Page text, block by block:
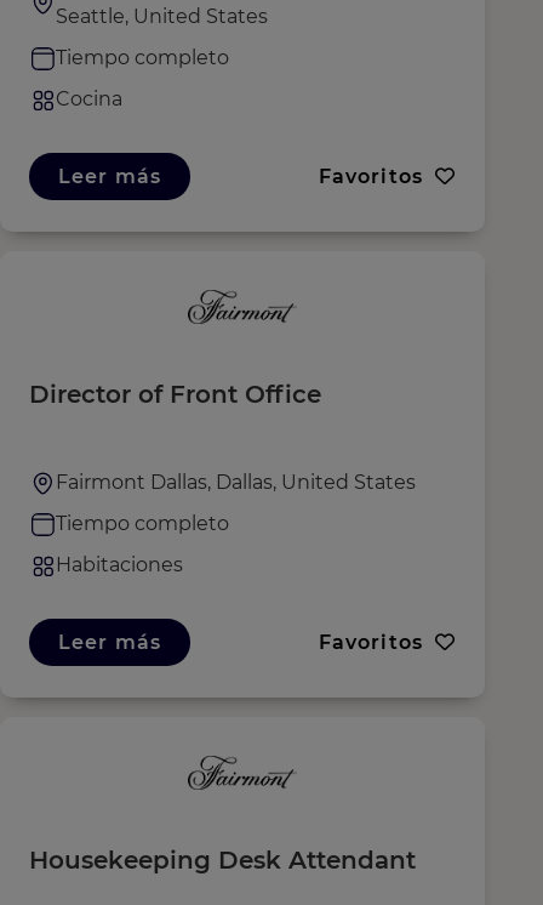
Seattle, United States
Tiempo completo
Cocina
Leer más Favoritos
Director of Front Office
Fairmont Dallas, Dallas, United States
Tiempo completo
Habitaciones
Leer más Favoritos
Housekeeping Desk Attendant